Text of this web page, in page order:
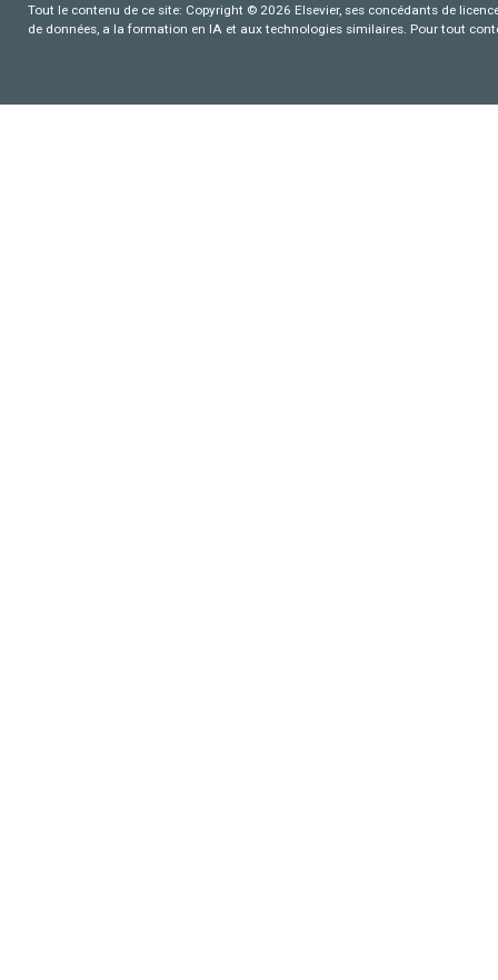
Tout le contenu de ce site: Copyright © 2026 Elsevier, ses concédants de
de données, a la formation en IA et aux technologies similaires. Pour tout